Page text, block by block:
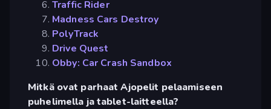
Traffic Rider
Madness Cars Destroy
PolyTrack
Drive Quest
Obby: Car Crash Sandbox
Mitkä ovat parhaat Ajopelit pelaamiseen
puhelimella ja tablet-laitteella?